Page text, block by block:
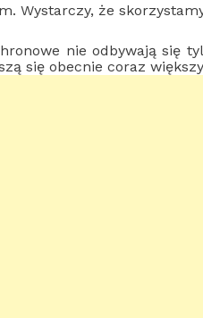
Wystarczy, że
nie odbywają się
się obecnie coraz